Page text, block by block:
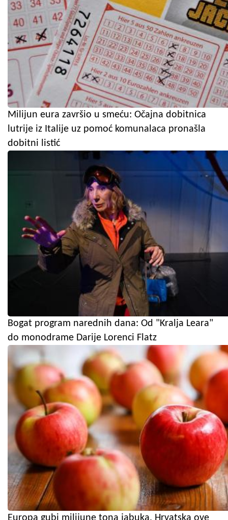
Milijun eura završio u smeću: Očajna dobitnica
lutrije iz Italije uz pomoć komunalaca pronašla
dobitni listić
Bogat program narednih dana: Od "Kralja Leara"
do monodrame Darije Lorenci Flatz
Europa gubi milijune tona jabuka, Hrvatska ove